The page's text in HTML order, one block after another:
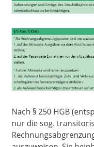
Nach § 250 HGB
nur die sog.